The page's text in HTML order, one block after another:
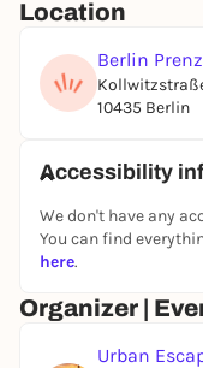
Location
Berlin
10435 Berlin
Accessibility
We don't have any
You can find
here.
Organizer |
Urban